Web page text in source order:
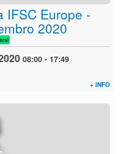
IFSC Europe -
2020
08:00 - 17:49
+ INFO